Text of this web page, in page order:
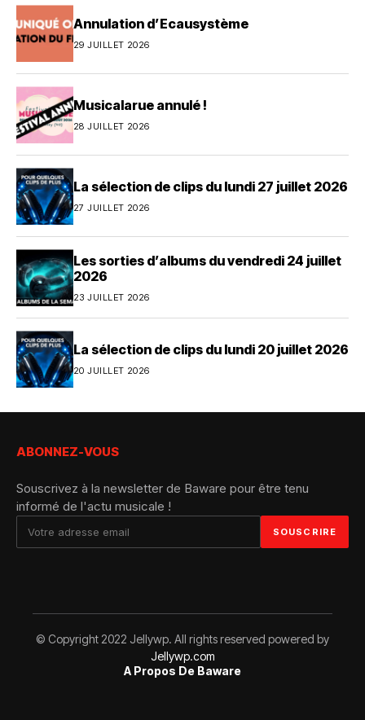
Annulation d’Ecausystème
29 JUILLET 2026
Musicalarue annulé !
28 JUILLET 2026
La sélection de clips du lundi 27 juillet 2026
27 JUILLET 2026
Les sorties d’albums du vendredi 24 juillet
2026
23 JUILLET 2026
La sélection de clips du lundi 20 juillet 2026
20 JUILLET 2026
ABONNEZ-VOUS
Souscrivez à la newsletter de Baware pour être tenu
informé de l'actu musicale !
© Copyright 2022 Jellywp. All rights reserved powered by
Jellywp.com
A Propos De Baware